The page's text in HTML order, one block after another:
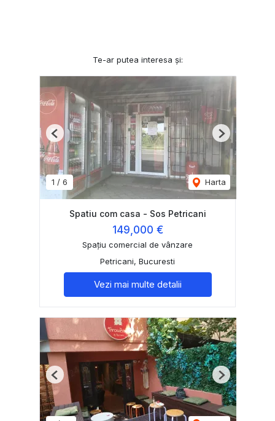
Te-ar putea interesa și:
1 / 6 Harta
Previous Next
Spatiu com casa - Sos Petricani
149,000 €
Spațiu comercial de vânzare
Petricani, Bucuresti
Vezi mai multe detalii
Previous Next